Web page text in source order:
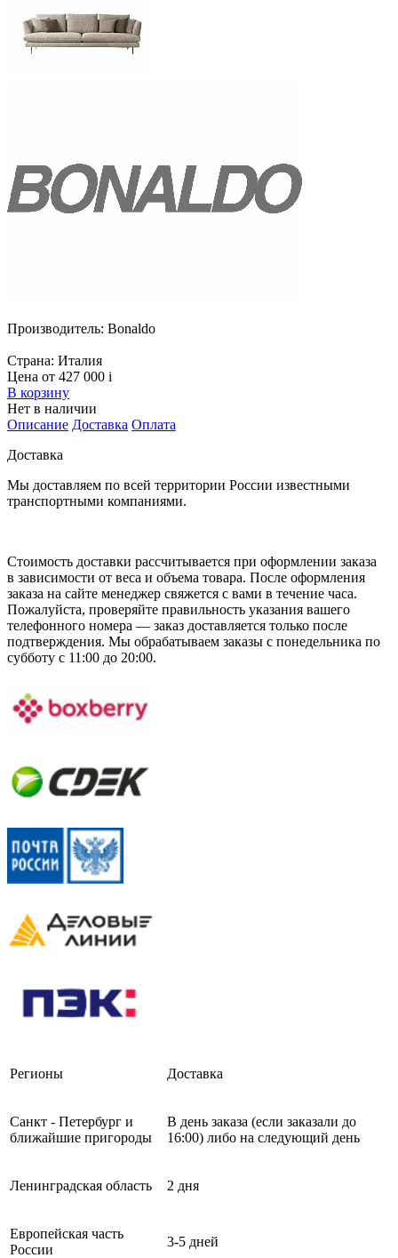
Производитель: Bonaldo
Страна: Италия
Цена от 427 000 i
В корзину
Нет в наличии
Описание Доставка Оплата
Доставка
Мы доставляем по всей территории России известными
транспортными компаниями.
Стоимость доставки рассчитывается при оформлении заказа
в зависимости от веса и объема товара. После оформления
заказа на сайте менеджер свяжется с вами в течение часа.
Пожалуйста, проверяйте правильность указания вашего
телефонного номера — заказ доставляется только после
подтверждения. Мы обрабатываем заказы с понедельника по
субботу с 11:00 до 20:00.
Регионы Доставка
Санкт - Петербург и
ближайшие пригороды
В день заказа (если заказали до
16:00) либо на следующий день
Ленинградская область 2 дня
Европейская часть
России
3-5 дней